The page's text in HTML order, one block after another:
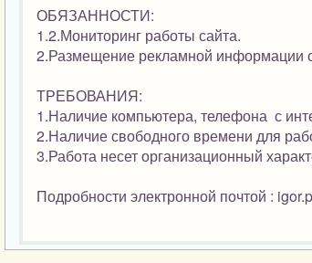
ОБЯЗАННОСТИ:
1.2.Мониторинг работы сайта.
2.Размещение рекламной информации
ТРЕБОВАНИЯ:
1.Наличие компьютера, телефона с
2.Наличие свободного времени для
3.Работа несет организационный
Подробности электронной почтой :